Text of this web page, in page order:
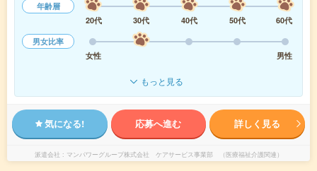
年齢層
20代
30代 40代 50代
60代
男女比率
女性
男性
もっと見る
気になる! 応募へ進む 詳しく見る
派遣会社 マンパワーグループ株式会社 ケアサービス事業部 （医療福祉介護関連）